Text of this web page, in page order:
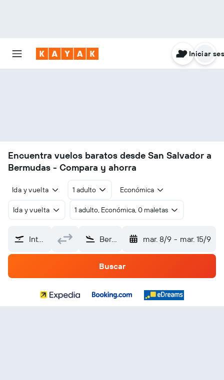
Iniciar
Encuentra vuelos baratos desde San Salvador a
Bermudas - Compara y ahorra
Ida y vuelta 1 adulto Económica
Ida y vuelta 1 adulto, Económica, 0 maletas
Internacional de El Salvador (SAL) Bermudas mar. 8/9 - mar. 15/9
Buscar